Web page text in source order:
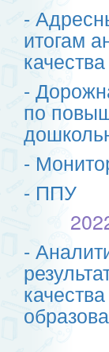
-
итогам
-
по
-
- ППУ
-